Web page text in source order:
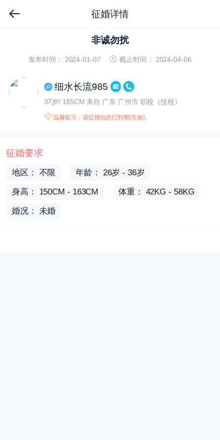
征婚详情
非诚勿扰
发布时间： 2024-01-07 截止时间： 2024-04-06
细水长流985
37岁/ 165CM 来自 广东 广州市 职校（技校）
温馨提示：该征婚信息已到期(失效)。
征婚要求
地区： 不限 年龄： 26岁 - 36岁
身高： 150CM - 163CM 体重： 42KG - 58KG
婚况： 未婚